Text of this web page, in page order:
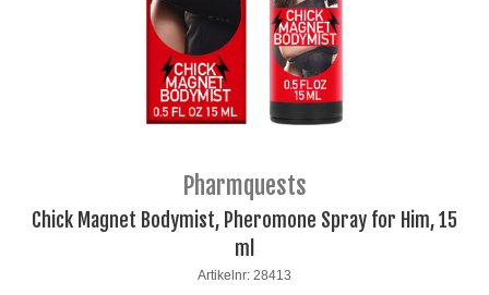
Pharmquests
Chick Magnet Bodymist, Pheromone Spray for Him, 15
ml
Artikelnr: 28413